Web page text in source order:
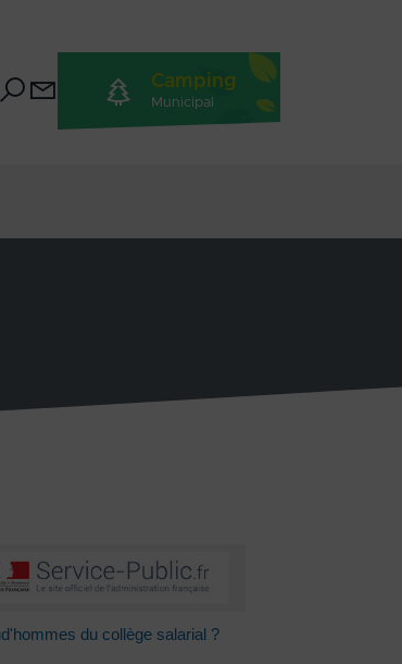
Camping
Municipal
du collège salarial ?